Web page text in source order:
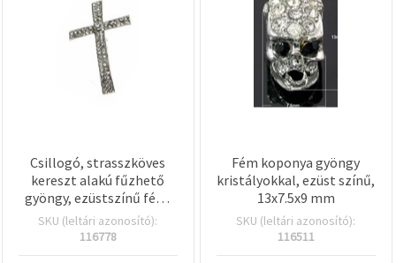
Csillogó, strasszköves
kereszt alakú fűzhető
gyöngy, ezüstszínű fém,
39x19 mm, 2 mm furat,
fehér strasszkövek
SKU (leltári azonosító):
116778
Fém koponya gyöngy
kristályokkal, ezüst színű,
13x7.5x9 mm
SKU (leltári azonosító):
116511